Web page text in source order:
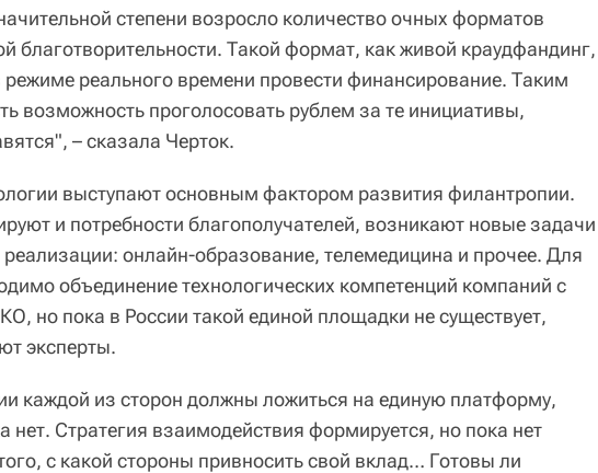
степени возросло количество очных форматов
благотворительности. Такой формат, как живой краудфандинг,
режиме реального времени провести финансирование. Таким
возможность проголосовать рублем за те инициативы,
– сказала Черток.
выступают основным фактором развития филантропии.
и потребности благополучателей, возникают новые задачи
онлайн-образование, телемедицина и прочее. Для
объединение технологических компетенций компаний с
но пока в России такой единой площадки не существует,
эксперты.
каждой из сторон должны ложиться на единую платформу,
нет. Стратегия взаимодействия формируется, но пока нет
с какой стороны привносить свой вклад… Готовы ли